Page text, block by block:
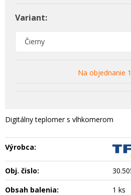
Variant:
Čierny
Na objednanie
Digitálny teplomer s vlhkomerom
Výrobca:
Obj. čislo:
Obsah balenia:
1 ks